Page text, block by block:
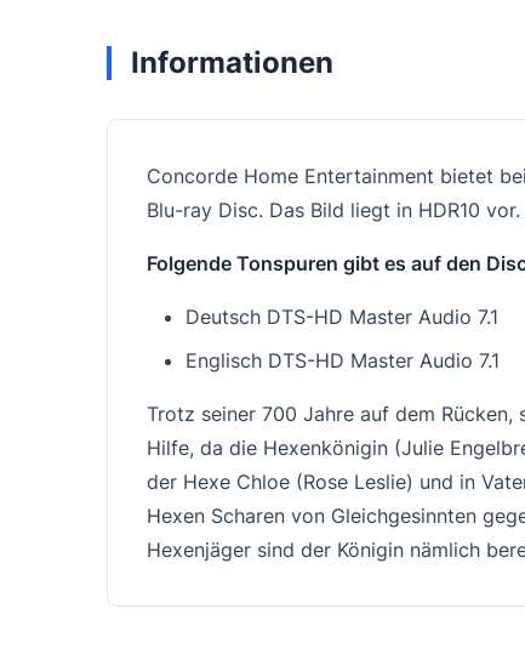
Informationen
Concorde Home Entertainment bietet bei
Blu-ray Disc. Das Bild liegt in HDR10
Folgende Tonspuren gibt es auf den
Deutsch DTS-HD Master Audio 7.1
Englisch DTS-HD Master Audio 7.1
Trotz seiner 700 Jahre auf dem
Hilfe, da die Hexenkönigin (Julie
der Hexe Chloe (Rose Leslie) und in
Hexen Scharen von Gleichgesinnten
Hexenjäger sind der Königin nämlich